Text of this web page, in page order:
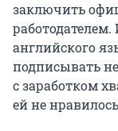
заключить
английского
подписывать
с заработком
ей не